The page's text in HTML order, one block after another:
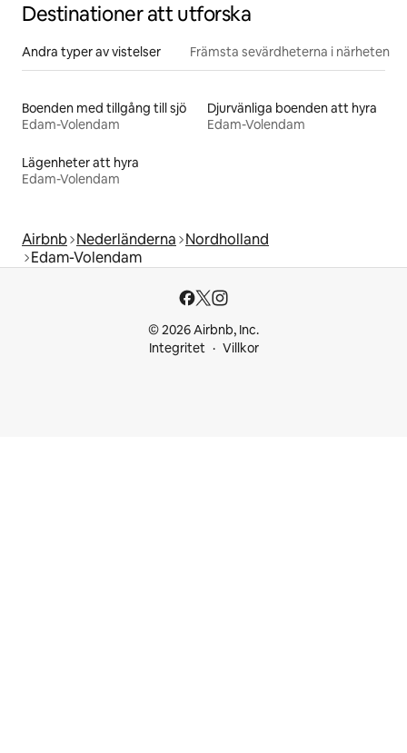
Destinationer att utforska
Andra typer av vistelser Främsta sevärdheterna i närheten
Boenden med tillgång till sjö
Edam-Volendam
Djurvänliga boenden att hyra
Edam-Volendam
Lägenheter att hyra
Edam-Volendam
Airbnb Nederländerna Nordholland
Edam-Volendam
© 2026 Airbnb, Inc.
Integritet
Villkor